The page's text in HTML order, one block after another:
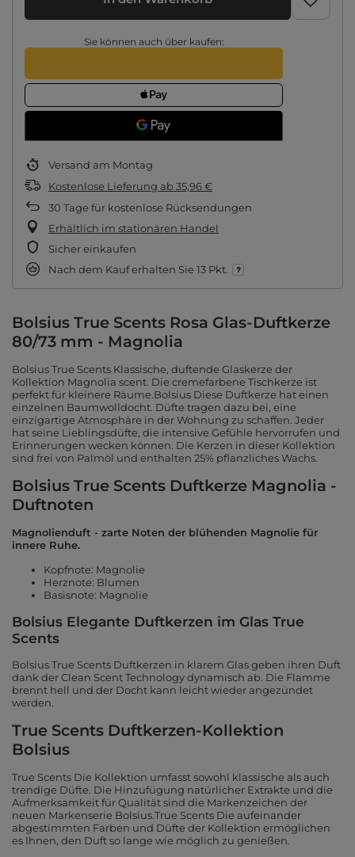
Sie können auch über kaufen:
Versand am Montag
Kostenlose Lieferung ab 35,96 €
30 Tage für kostenlose Rücksendungen
Erhältlich im stationären Handel
Sicher einkaufen
Nach dem Kauf erhalten Sie 13 Pkt.
Bolsius True Scents Rosa Glas-Duftkerze
80/73 mm - Magnolia
Bolsius True Scents Klassische, duftende Glaskerze der
Kollektion Magnolia scent. Die cremefarbene Tischkerze ist
perfekt für kleinere Räume.Bolsius Diese Duftkerze hat einen
einzelnen Baumwolldocht. Düfte tragen dazu bei, eine
einzigartige Atmosphäre in der Wohnung zu schaffen. Jeder
hat seine Lieblingsdüfte, die intensive Gefühle hervorrufen und
Erinnerungen wecken können. Die Kerzen in dieser Kollektion
sind frei von Palmöl und enthalten 25% pflanzliches Wachs.
Bolsius True Scents Duftkerze Magnolia -
Duftnoten
Magnolienduft - zarte Noten der blühenden Magnolie für
innere Ruhe.
Kopfnote: Magnolie
Herznote: Blumen
Basisnote: Magnolie
Bolsius Elegante Duftkerzen im Glas True
Scents
Bolsius True Scents Duftkerzen in klarem Glas geben ihren Duft
dank der Clean Scent Technology dynamisch ab. Die Flamme
brennt hell und der Docht kann leicht wieder angezündet
werden.
True Scents Duftkerzen-Kollektion
Bolsius
True Scents Die Kollektion umfasst sowohl klassische als auch
trendige Düfte. Die Hinzufügung natürlicher Extrakte und die
Aufmerksamkeit für Qualität sind die Markenzeichen der
neuen Markenserie Bolsius.True Scents Die aufeinander
abgestimmten Farben und Düfte der Kollektion ermöglichen
es Ihnen, den Duft so lange wie möglich zu genießen.